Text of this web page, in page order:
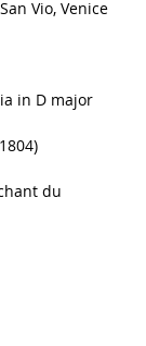
Vio, Venice
in D major
du